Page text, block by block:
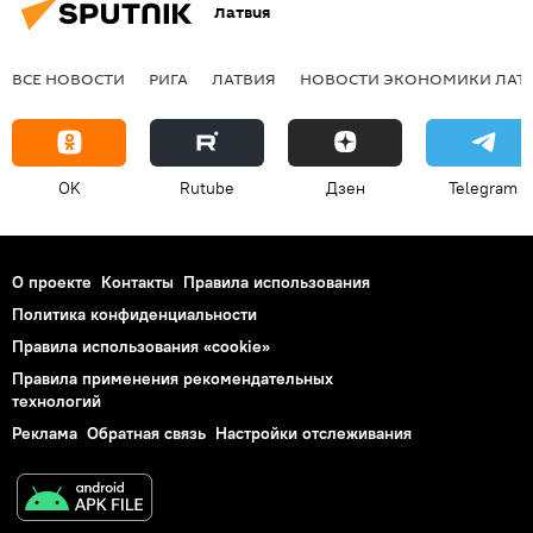
Латвия
ВСЕ НОВОСТИ РИГА ЛАТВИЯ НОВОСТИ ЭКОНОМИКИ
OK Rutube Дзен Telegram
О проекте Контакты Правила использования
Политика конфиденциальности
Правила использования «cookie»
Правила применения рекомендательных
технологий
Реклама Обратная связь Настройки отслеживания